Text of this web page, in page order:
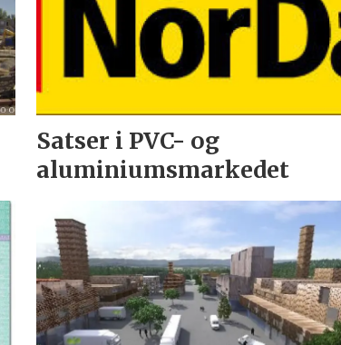
Satser i PVC- og
aluminiumsmarkedet